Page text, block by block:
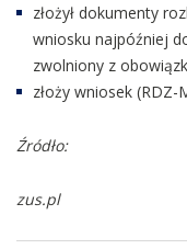
złożył dokumenty
wniosku najpóźniej
zwolniony z
złoży wniosek
Źródło:
zus.pl